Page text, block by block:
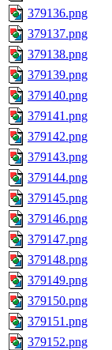
379136.png
379137.png
379138.png
379139.png
379140.png
379141.png
379142.png
379143.png
379144.png
379145.png
379146.png
379147.png
379148.png
379149.png
379150.png
379151.png
379152.png